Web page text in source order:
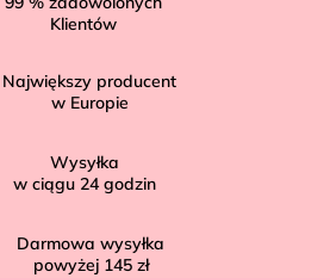
Klientów
Największy producent
w Europie
Wysyłka
w ciągu 24 godzin
Darmowa wysyłka
powyżej 145 zł